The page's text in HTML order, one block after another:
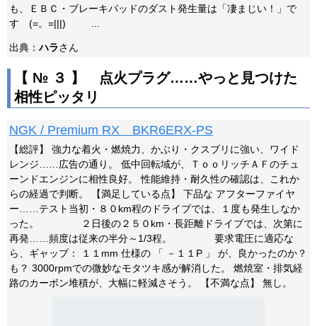
も、ＥＢＣ・ブレーキパッドのダスト発生量は「凄まじい！」で
す (=。=|||) ...
出典：ハラさん
【 № ３ 】 点火プラグ……やっと見つけた
相性ピッタリ
NGK / Premium RX BKR6ERX-PS
【総評】 強力な着火・燃焼力、かぶり・クスブリに強い、ワイド
レンジ……広告の通り。 低中回転域が、ＴｏｏリッチＡＦのチュ
ーンドエンジンに相性良好。 性能維持・耐久性の確認は、これか
らの経過で判断。 【満足している点】 下品な アフターファイヤ
ー……テスト当初・８０km程のドライブでは、１度も発生しなか
った。 ２日後の２５０km・長距離ドライブでは、次第に
再発……頻度は従来の半分～1/3程。 要求電圧に適応な
ら、ギャップ： １１mm 仕様の 「 －１１P 」 が、良かったのか？
も？ 3000rpmでの微妙なモタツキ感が解消した。 燃焼室・排気経
路のカーボン堆積が、大幅に軽減さそう。 【不満な点】 無し。